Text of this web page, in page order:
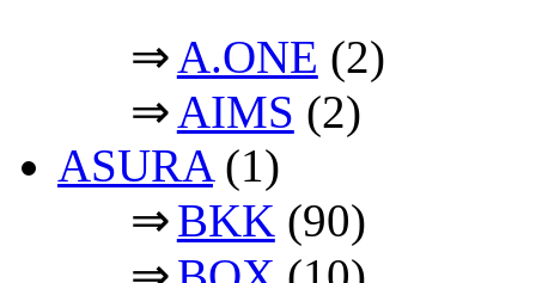
⇒A.ONE (2)
⇒AIMS (2)
ASURA(1)
⇒BKK (90)